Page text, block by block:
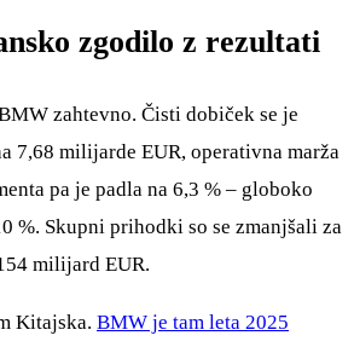
zgodilo z rezultati
zahtevno. Čisti dobiček se je
7,68 milijarde EUR, operativna marža
pa je padla na 6,3 % – globoko
%. Skupni prihodki so se zmanjšali za
milijard EUR.
Kitajska. BMW je tam leta 2025